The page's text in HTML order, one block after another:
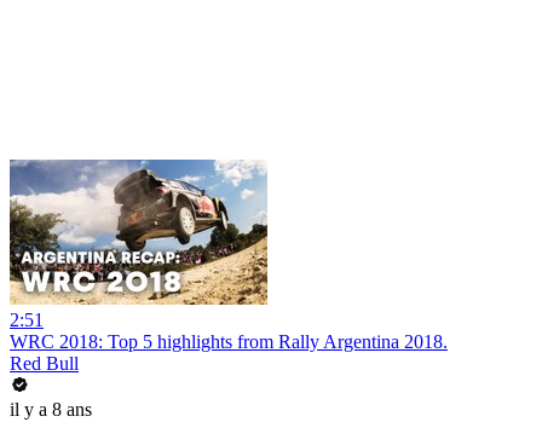
2:51
WRC 2018: Top 5 highlights from Rally Argentina 2018.
Red Bull
il y a 8 ans